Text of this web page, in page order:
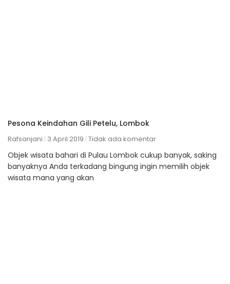
Pesona Keindahan Gili Petelu, Lombok
Rafsanjani 3 April 2019 Tidak ada komentar
Objek wisata bahari di Pulau Lombok cukup banyak, saking
banyaknya Anda terkadang bingung ingin memilih objek
wisata mana yang akan